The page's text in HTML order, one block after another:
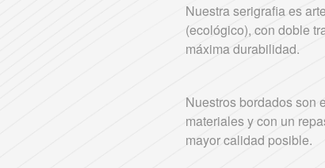
Nuestra serigrafia es
(ecológico), con doble
máxima durabilidad.
Nuestros bordados son
materiales y con un
mayor calidad posible.